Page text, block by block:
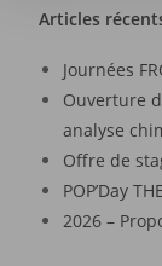
Articles
Journées
Ouverture
analyse
Offre de
POP’Day
2026 –